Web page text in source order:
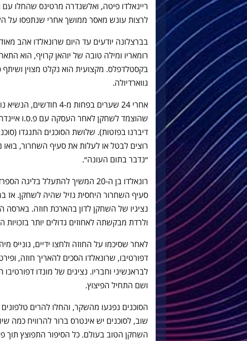
ריינאלדו פיטה, ואלשנדרה מרטינס שהחלו
לרצות עונש מאסר ממושך אחרי שנתפסו על
בברצלונה יודעים עד היום שרונאלדו אהב
רומאריו ומילה טובה של יוהאן קרויף, הוא
בקסטלדפלס. מקצועית הוא נקלט מצוין ושיתף
גווארדיולה.
אחרי 24 שערים בפחות
דיברנו בפזטות). שלושת הסוכנים התנגדו
רוצים לבטל או לעלות את סעיף השחרור,
״נדבר בתום העונה״.
רונאלדו בן ה-20 המשיך להתעלל
סעיף השחרור היחסית נזיל שהיה לשחקן. אז
נציגיו של השחקן לדון בהארכת חוזה.
ולרדת מבקשתה לאחוזים גדולים יותר בזכויות
לאחר שסיכמו על החוזה ולחצו ידיים, נונייס
דפורטיבו, שרונאלדו הסכים להאריך חוזה,
לבראנשיני וחבריו. נציגים של מונדו
ושם התחיל הפיצוץ.
הסוכנים נפגעו מהשקר, והחלו להרים
שוב, לסוכנים יש אינטרס ברור להרוויח